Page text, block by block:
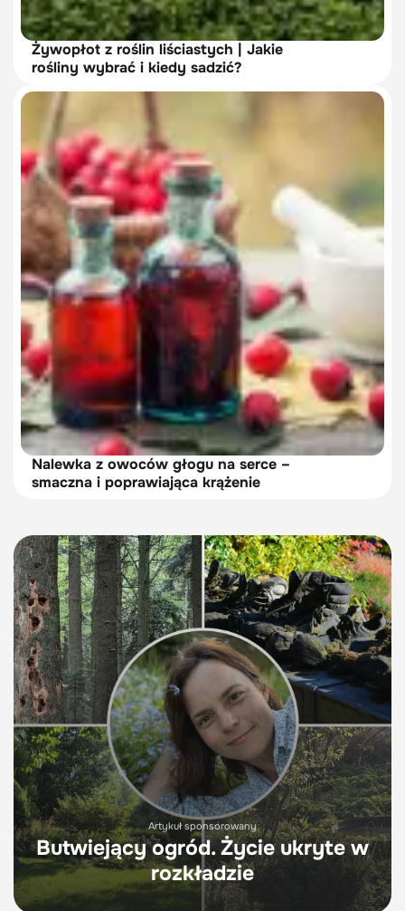
Żywopłot z roślin liściastych | Jakie
rośliny wybrać i kiedy sadzić?
Nalewka z owoców głogu na serce –
smaczna i poprawiająca krążenie
Artykuł sponsorowany
Butwiejący ogród. Życie ukryte w
rozkładzie